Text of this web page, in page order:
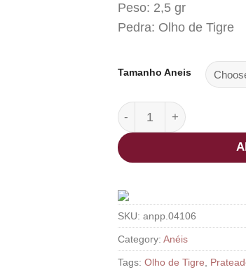
Peso: 2,5 gr
Pedra: Olho de Tigre
Tamanho Aneis
Anel Sabir Olho de
SKU: anpp.04106
Category: Anéis
Tags: Olho de Tigre,